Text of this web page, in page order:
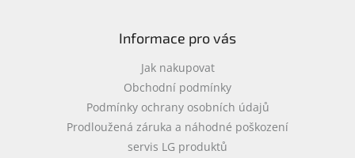
Informace pro vás
Jak nakupovat
Obchodní podmínky
Podmínky ochrany osobních údajů
Prodloužená záruka a náhodné poškození
servis LG produktů